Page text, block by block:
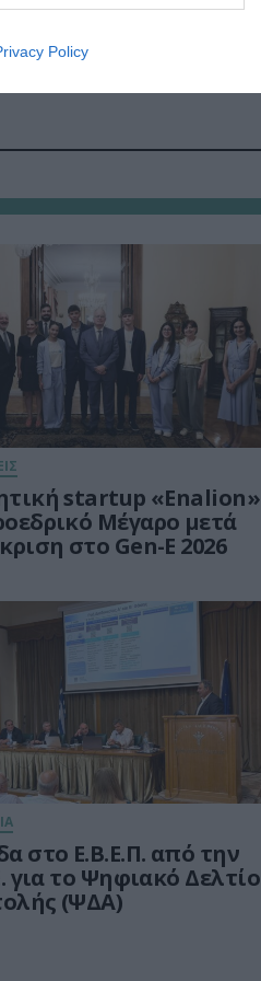
Policy
startup «Enalion»
Μέγαρο μετά
στο Gen-E 2026
στο Ε.Β.Ε.Π. από την
για το Ψηφιακό Δελτίο
(ΨΔΑ)